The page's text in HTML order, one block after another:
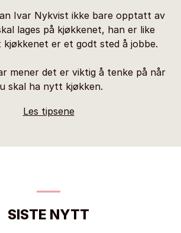
Ivar Nykvist ikke bare opptatt av
lages på kjøkkenet, han er like
er et godt sted å jobbe.
mener det er viktig å tenke på når
skal ha nytt kjøkken.
Les tipsene
SISTE NYTT